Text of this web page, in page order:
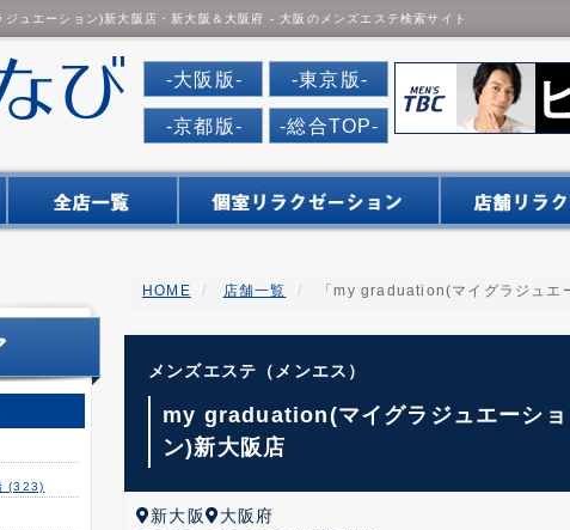
ュエーション)新大阪店・新大阪＆大阪府 - 大阪のメンズエステ検索サイト
だんなび
-大阪版- -東京版-
-京都版- -総合TOP-
HOME 店舗一覧 「my graduation(マイグラジュエ
メンズエステ（メンエス）
my graduation(マイグラジュエーショ
ン)新大阪店
新大阪
大阪府
(323)